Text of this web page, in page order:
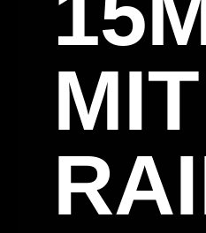
MIT